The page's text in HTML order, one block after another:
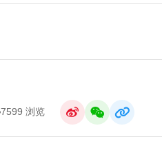
7599 浏览